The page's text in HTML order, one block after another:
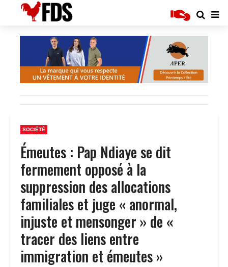
SOCIÉTÉ
Émeutes : Pap Ndiaye se dit
fermement opposé à la
suppression des allocations
familiales et juge « anormal,
injuste et mensonger » de «
tracer des liens entre
immigration et émeutes »